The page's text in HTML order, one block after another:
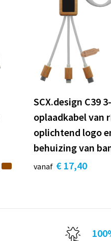
SCX.design C39
oplaadkabel van
oplichtend logo
behuizing van
vanaf € 17,40